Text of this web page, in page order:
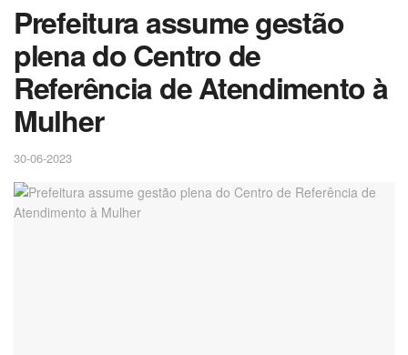
Prefeitura assume gestão
plena do Centro de
Referência de Atendimento à
Mulher
30-06-2023